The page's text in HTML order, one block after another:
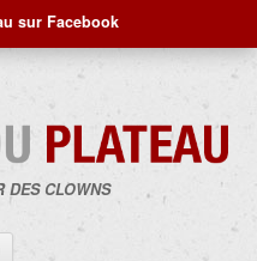
sur Facebook
DES CLOWNS